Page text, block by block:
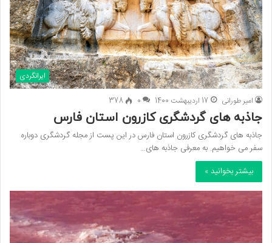
ایرانگردی
امیر طورانی 17 اردیبهشت 1400 0
378
جاذبه های گردشگری کازرون استان فارس
جاذبه های گردشگری کازرون استان فارس در این پست از مجله گردشگری دوباره
سفر می خواهیم. به معرفی جاذبه های…
بیشتر بخوانید »